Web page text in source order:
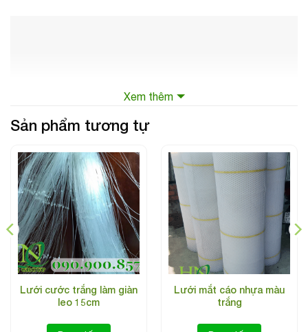
Xem thêm
Sản phẩm tương tự
Lưới cước trắng làm giàn
leo 15cm
Lưới mắt cáo nhựa màu
trắng